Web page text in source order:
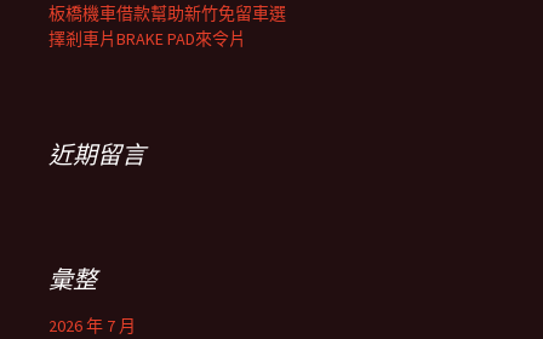
板橋機車借款幫助新竹免留車選
擇剎車片BRAKE PAD來令片
近期留言
彙整
2026 年 7 月